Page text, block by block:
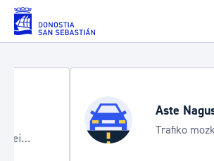
Eduki nagusira joan
Aste Nagusia 2026
Trafiko mozketak eta
bereziak